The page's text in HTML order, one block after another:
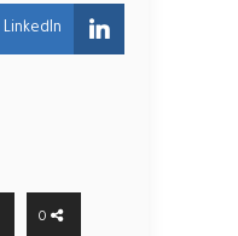
LinkedIn
0